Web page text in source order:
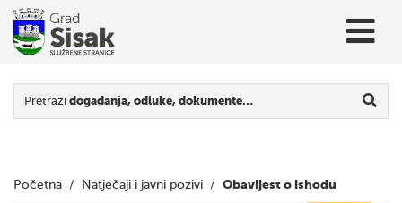
Pretraži događanja, odluke, dokumente…
Početna / Natječaji i javni pozivi / Obavijest o ishodu